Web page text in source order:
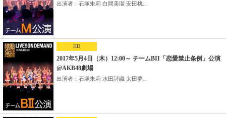
出演者：石塚朱莉 白間美瑠 安田桃...
HD
2017年5月4日（木）12:00～ チームBII「恋愛禁止条例」公演
@AKB48劇場
出演者：石塚朱莉 水田詩織 太田夢...